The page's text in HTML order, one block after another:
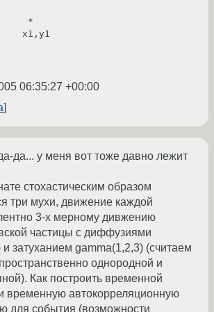
*
x1,y1
06:35:27 +00:00
да... у меня вот тоже давно лежит
стохастическим образом
три мухи, движение каждой
3-х мерному дивжению
частицы с диффузиями
и затуханием gamma(1,2,3) (считаем
однородной и
Как построить временной
временную автокорреляционную
для события (возможности